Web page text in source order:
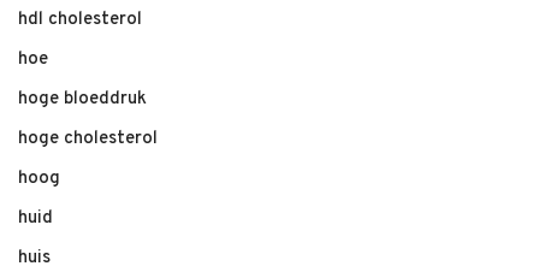
hdl cholesterol
hoe
hoge bloeddruk
hoge cholesterol
hoog
huid
huis